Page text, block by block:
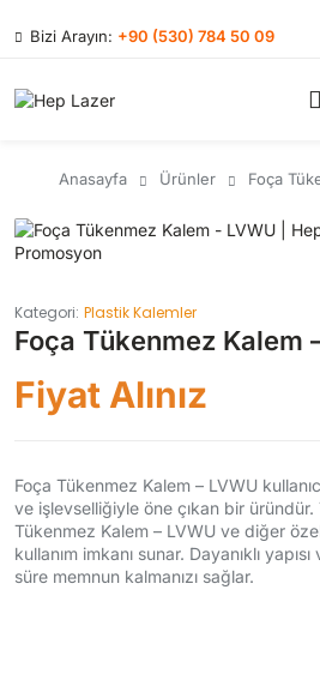
Bizi Arayın: +90 (530) 784 50 09
Anasayfa Ürünler Foça
Kategori: Plastik Kalemler
Foça Tükenmez Kalem
Fiyat Alınız
Foça Tükenmez Kalem – LVWU
ve işlevselliğiyle öne çıkan bir
Tükenmez Kalem – LVWU ve diğer
kullanım imkanı sunar. Dayanıklı
süre memnun kalmanızı sağlar.